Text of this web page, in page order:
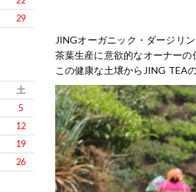
JINGオーガニック・ダージリ
茶葉生産に意欲的なオーナー
この健康な土壌からJING TEA
29
土
5
12
19
26